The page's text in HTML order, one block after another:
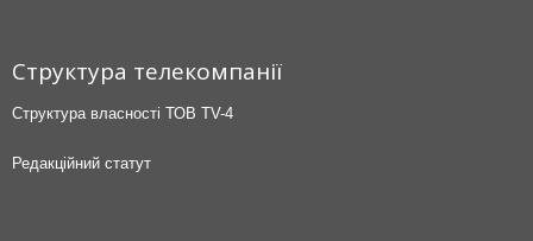
Структура телекомпанії
Структура власності ТОВ TV-4
Редакційний статут